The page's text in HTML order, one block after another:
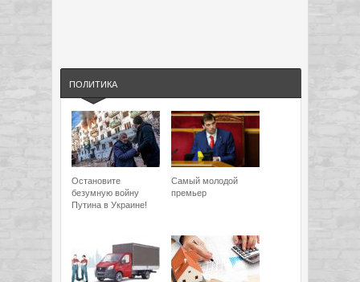
ПОЛИТИКА
Остановите
безумную войну
Путина в Украине!
Самый молодой
премьер